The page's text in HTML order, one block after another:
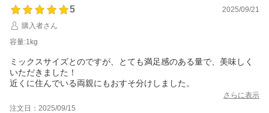
5
2025/09/21
購入者さん
容量:1kg
ミックスサイズとのですが、とても満足感のある量で、美味しく
いただきました！
近くに住んでいる両親にもおすそ分けしました。
さらに表示
注文日：2025/09/15